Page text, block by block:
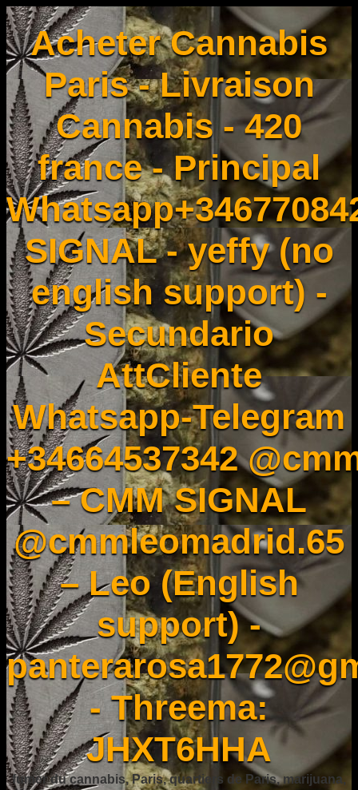
Acheter Cannabis
Paris - Livraison
Cannabis - 420
france - Principal
SIGNAL - yeffy (no
english support) -
Secundario
AttCliente
Whatsapp-Telegram
+34664537342
– CMM SIGNAL
@cmmleomadrid.65
– Leo (English
support) -
- Threema:
JHXT6HHA
fumer du cannabis, Paris, quartiers de Paris, marijuana,